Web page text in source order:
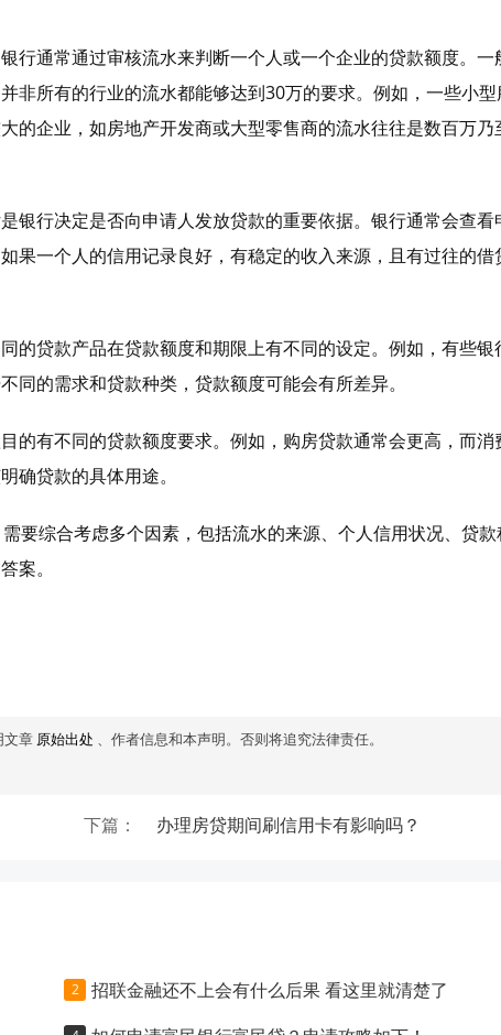
行通常通过审核流水来判断一个人或一个企业的贷款额度。一
非所有的行业的流水都能够达到30万的要求。例如，一些小
的企业，如房地产开发商或大型零售商的流水往往是数百万乃
银行决定是否向申请人发放贷款的重要依据。银行通常会查看
果一个人的信用记录良好，有稳定的收入来源，且有过往的借
的贷款产品在贷款额度和期限上有不同的设定。例如，有些银
的需求和贷款种类，贷款额度可能会有所差异。
的有不同的贷款额度要求。例如，购房贷款通常会更高，而消
确贷款的具体用途。
要综合考虑多个因素，包括流水的来源、个人信用状况、贷
案。
文章 原始出处 、作者信息和本声明。否则将追究法律责任。
下篇： 办理房贷期间刷信用卡有影响吗？
招联金融还不上会有什么后果 看这里就清楚了